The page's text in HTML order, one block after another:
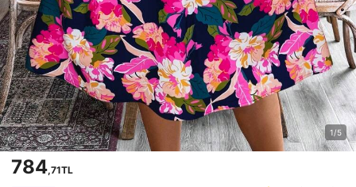
1/5
784,71TL